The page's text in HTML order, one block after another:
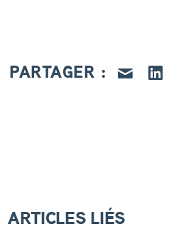
e
t
PARTAGER :
ARTICLES LIÉS